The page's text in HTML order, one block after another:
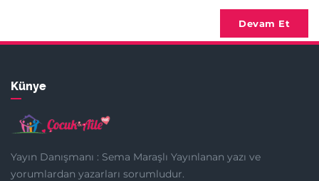
Devam Et
Künye
Yayın Danışmanı : Sema Maraşlı Yayınlanan yazı ve
yorumlardan yazarları sorumludur.